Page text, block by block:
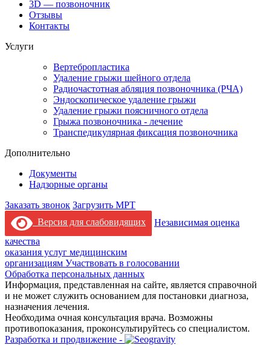
3D — позвоночник
Отзывы
Контакты
Услуги
Вертебропластика
Удаление грыжи шейного отдела
Радиочастотная абляция позвоночника (РЧА)
Эндоскопическое удаление грыжи
Удаление грыжи поясничного отдела
Грыжа позвоночника - лечение
Транспедикулярная фиксация позвоночника
Дополнительно
Документы
Надзорные органы
Заказать звонок Загрузить МРТ
Версия для слабовидящих
Независимая оценка
качества
оказания услуг медицинским
организациям Участвовать в голосовании
Обработка персональных данных
Информация, представленная на сайте, является справочной
и не может служить основанием для постановки диагноза,
назначения лечения.
Необходима очная консультация врача. Возможны
противопоказания, проконсультируйтесь со специалистом.
Разработка и продвижение -